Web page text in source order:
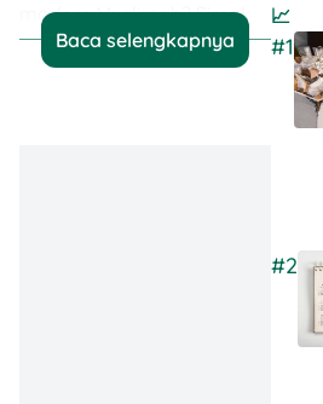
modern Muslimah? Simak
detail gaya Inara Rusli yang
bikin kamu nggak sabar
Baca selengkapnya
📈
#1
#2